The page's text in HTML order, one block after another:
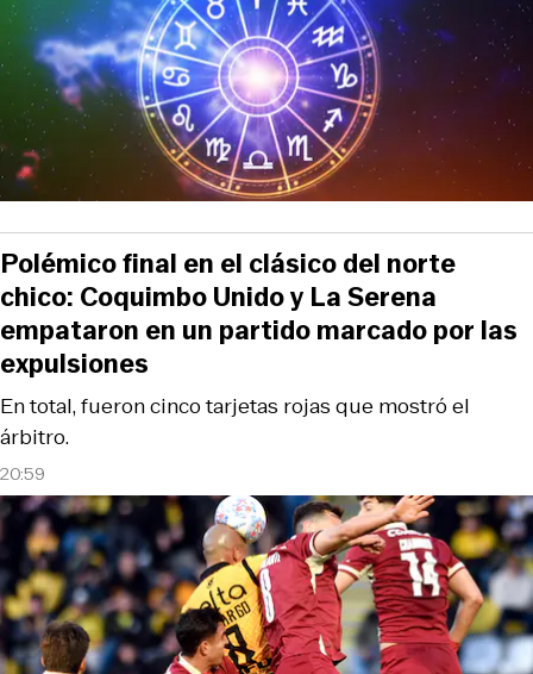
20:59
En total, fueron cinco tarjetas rojas que mostró el
árbitro.
Polémico final en el clásico del norte
chico: Coquimbo Unido y La Serena
empataron en un partido marcado por las
expulsiones